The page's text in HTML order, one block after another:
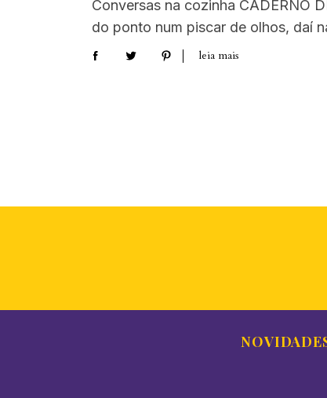
Conversas na cozinha CADERNO
do ponto num piscar de olhos, daí
leia mais